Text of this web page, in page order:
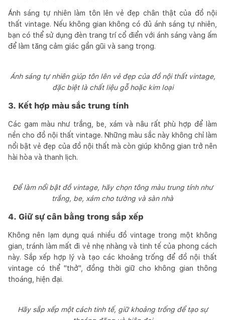
Ánh sáng tự nhiên làm tôn lên vẻ đẹp chân thật của đồ nội
thất vintage. Nếu không gian không có đủ ánh sáng tự nhiên,
bạn có thể sử dụng đèn trang trí cổ điển với ánh sáng vàng ấm
để làm tăng cảm giác gần gũi và sang trọng.
Ánh sáng tự nhiên giúp tôn lên vẻ đẹp của đồ nội thất vintage,
đặc biệt là chất liệu gỗ hoặc kim loại
3. Kết hợp màu sắc trung tính
Các gam màu như trắng, be, xám và nâu rất phù hợp để làm
nền cho đồ nội thất vintage. Những màu sắc này không chỉ làm
nổi bật vẻ đẹp của đồ nội thất mà còn giúp không gian trở nên
hài hòa và thanh lịch.
Để làm nổi bật đồ vintage, hãy chọn tông màu trung tính như
trắng, be, xám cho tường và sàn nhà
4. Giữ sự cân bằng trong sắp xếp
Không nên lạm dụng quá nhiều đồ vintage trong một không
gian, tránh làm mất đi vẻ nhẹ nhàng và tinh tế của phong cách
này. Sắp xếp hợp lý và tạo các khoảng trống để đồ nội thất
vintage có thể "thở", đồng thời giữ cho không gian thông
thoáng, hiện đại.
Hãy sắp xếp một cách tinh tế, giữ khoảng trống để tạo sự